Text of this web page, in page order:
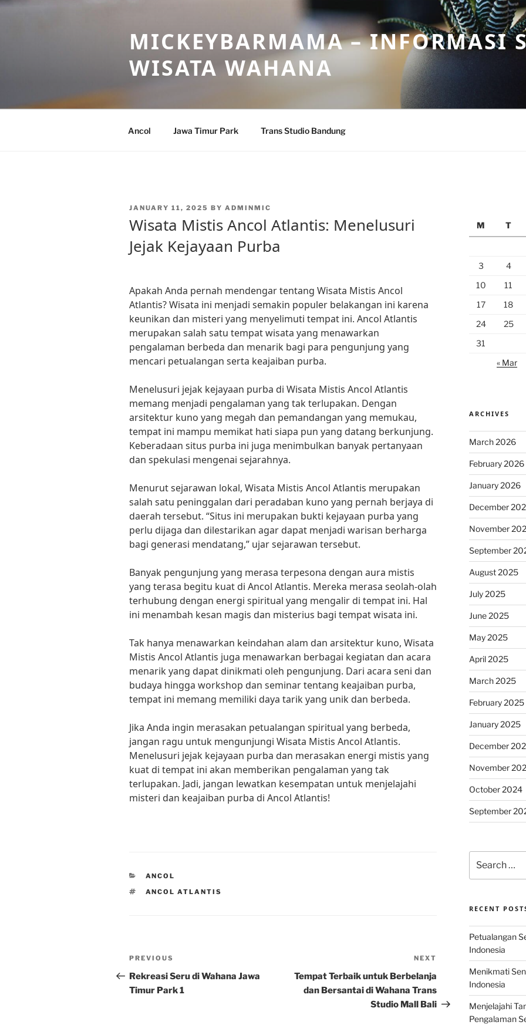
Skip
MICKEYBARMAMA – INFORMASI
WISATA WAHANA
Ancol Jawa Timur Park Trans Studio Bandung
POSTED
JANUARY 11, 2025 BY ADMINMIC
Wisata Mistis Ancol Atlantis: Menelusuri
Jejak Kejayaan Purba
Apakah Anda pernah mendengar tentang Wisata Mistis Ancol
Atlantis? Wisata ini menjadi semakin populer belakangan ini karena
keunikan dan misteri yang menyelimuti tempat ini. Ancol Atlantis
merupakan salah satu tempat wisata yang menawarkan
pengalaman berbeda dan menarik bagi para pengunjung yang
mencari petualangan serta keajaiban purba.
Menelusuri jejak kejayaan purba di Wisata Mistis Ancol Atlantis
memang menjadi pengalaman yang tak terlupakan. Dengan
arsitektur kuno yang megah dan pemandangan yang memukau,
tempat ini mampu memikat hati siapa pun yang datang berkunjung.
Keberadaan situs purba ini juga menimbulkan banyak pertanyaan
dan spekulasi mengenai sejarahnya.
Menurut sejarawan lokal, Wisata Mistis Ancol Atlantis merupakan
salah satu peninggalan dari peradaban kuno yang pernah berjaya di
daerah tersebut. “Situs ini merupakan bukti kejayaan purba yang
perlu dijaga dan dilestarikan agar dapat menjadi warisan berharga
bagi generasi mendatang,” ujar sejarawan tersebut.
Banyak pengunjung yang merasa terpesona dengan aura mistis
yang terasa begitu kuat di Ancol Atlantis. Mereka merasa seolah-olah
terhubung dengan energi spiritual yang mengalir di tempat ini. Hal
ini menambah kesan magis dan misterius bagi tempat wisata ini.
Tak hanya menawarkan keindahan alam dan arsitektur kuno, Wisata
Mistis Ancol Atlantis juga menawarkan berbagai kegiatan dan acara
menarik yang dapat dinikmati oleh pengunjung. Dari acara seni dan
budaya hingga workshop dan seminar tentang keajaiban purba,
tempat ini memang memiliki daya tarik yang unik dan berbeda.
Jika Anda ingin merasakan petualangan spiritual yang berbeda,
jangan ragu untuk mengunjungi Wisata Mistis Ancol Atlantis.
Menelusuri jejak kejayaan purba dan merasakan energi mistis yang
kuat di tempat ini akan memberikan pengalaman yang tak
terlupakan. Jadi, jangan lewatkan kesempatan untuk menjelajahi
misteri dan keajaiban purba di Ancol Atlantis!
CATEGORIES
ANCOL
TAGS
ANCOL ATLANTIS
Post
navigation
Previous
Post
PREVIOUS
Rekreasi Seru di Wahana Jawa
Timur Park 1
NEXT
Tempat Terbaik untuk Berbelanja
dan Bersantai di Wahana Trans
Studio Mall Bali
M
T
3
4
10
11
17
18
24
25
31
« Mar
ARCHIVES
March 2026
February 2026
January 2026
December
November
September
August 2025
July 2025
June 2025
May 2025
April 2025
March 2025
February 2025
January 2025
December
November
October 2024
September
for:
RECENT
Petualangan
Indonesia
Menikmati
Indonesia
Menjelajahi
Pengalaman